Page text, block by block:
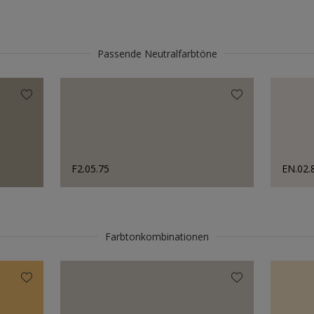
Passende Neutralfarbtöne
F2.05.75
Farbtonkombinationen